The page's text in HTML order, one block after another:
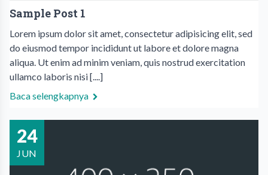
Sample Post 1
Lorem ipsum dolor sit amet, consectetur adipisicing elit, sed
do eiusmod tempor incididunt ut labore et dolore magna
aliqua. Ut enim ad minim veniam, quis nostrud exercitation
ullamco laboris nisi [....]
Baca selengkapnya
24
JUN